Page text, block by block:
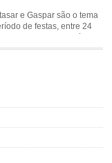
e Gaspar são o tema
de festas, entre 24
Durante a festa, o líder e
passando pela